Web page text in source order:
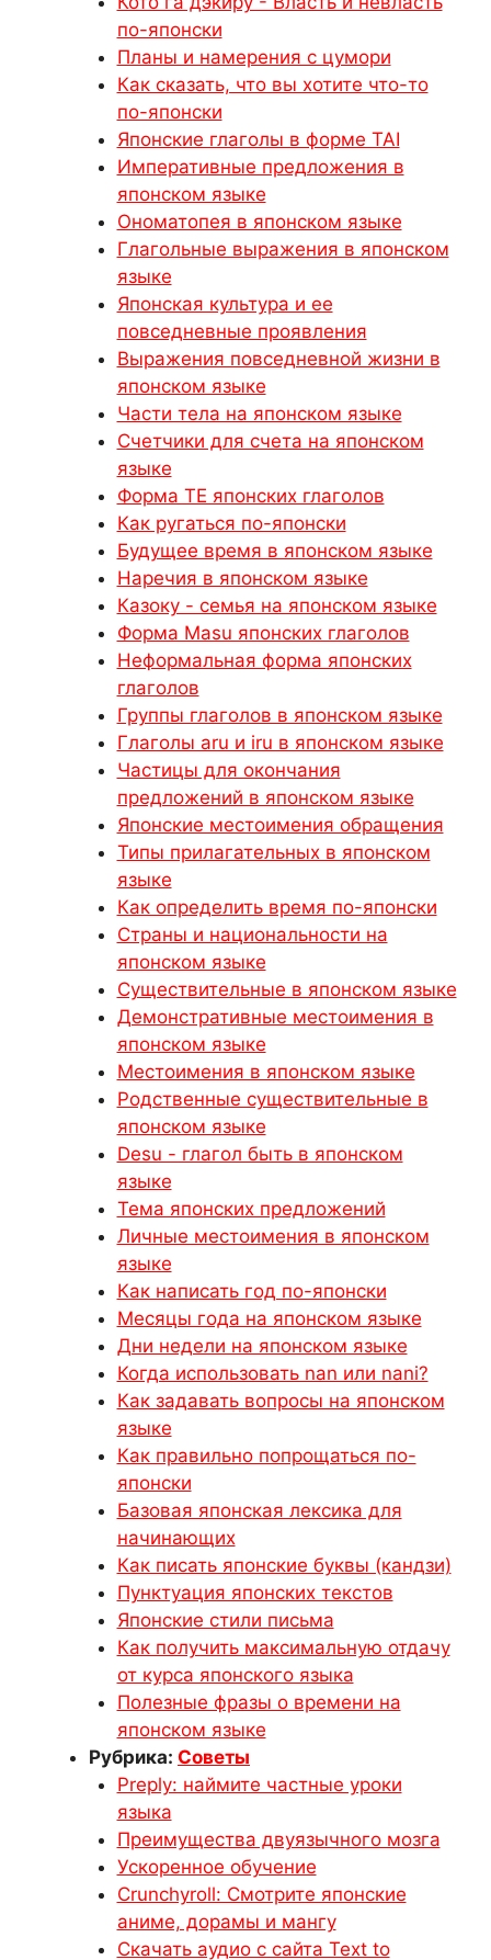
по-японски
Планы и намерения с цумори
Как сказать, что вы хотите что-то
по-японски
Японские глаголы в форме TAI
Императивные предложения в
японском языке
Ономатопея в японском языке
Глагольные выражения в японском
языке
Японская культура и ее
повседневные проявления
Выражения повседневной жизни в
японском языке
Части тела на японском языке
Счетчики для счета на японском
языке
Форма TE японских глаголов
Как ругаться по-японски
Будущее время в японском языке
Наречия в японском языке
Казоку - семья на японском языке
Форма Masu японских глаголов
Неформальная форма японских
глаголов
Группы глаголов в японском языке
Глаголы aru и iru в японском языке
Частицы для окончания
предложений в японском языке
Японские местоимения обращения
Типы прилагательных в японском
языке
Как определить время по-японски
Страны и национальности на
японском языке
Существительные в японском языке
Демонстративные местоимения в
японском языке
Местоимения в японском языке
Родственные существительные в
японском языке
Desu - глагол быть в японском
языке
Тема японских предложений
Личные местоимения в японском
языке
Как написать год по-японски
Месяцы года на японском языке
Дни недели на японском языке
Когда использовать nan или nani?
Как задавать вопросы на японском
языке
Как правильно попрощаться по-
японски
Базовая японская лексика для
начинающих
Как писать японские буквы (кандзи)
Пунктуация японских текстов
Японские стили письма
Как получить максимальную отдачу
от курса японского языка
Полезные фразы о времени на
японском языке
Рубрика: Советы
Preply: наймите частные уроки
языка
Преимущества двуязычного мозга
Ускоренное обучение
Crunchyroll: Смотрите японские
аниме, дорамы и мангу
Скачать аудио с сайта Text to